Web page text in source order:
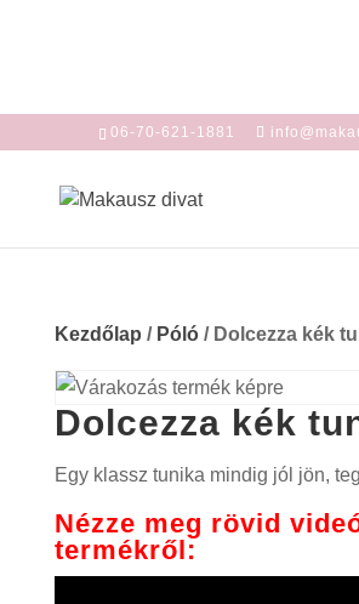
06-70-621-1881
Kezdőlap / Póló/ Dolcezza kék
Dolcezza kék
Egy klassz tunika mindig jól jön,
Nézze meg rövid
termékről: